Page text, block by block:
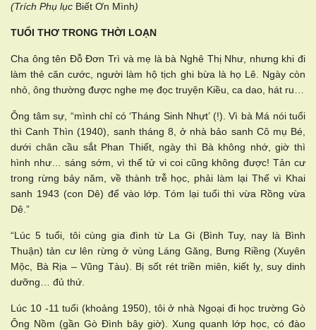
(Trích Phụ lục Biết Ơn Mình)
TUỔI THƠ TRONG THỜI LOẠN
Cha ông tên Đỗ Đơn Trì và mẹ là bà Nghê Thị Như, nhưng khi đi
làm thẻ căn cước, người làm hộ tịch ghi bừa là họ Lê. Ngày còn
nhỏ, ông thường được nghe mẹ đọc truyện Kiều, ca dao, hát ru…
Ông tâm sự, “mình chỉ có ‘Tháng Sinh Nhựt’ (!). Vì bà Má nói tuổi
thì Canh Thìn (1940), sanh tháng 8, ở nhà bảo sanh Cô mụ Bé,
dưới chân cầu sắt Phan Thiết, ngày thì Bà không nhớ, giờ thì
hình như… sáng sớm, vì thế tử vi coi cũng không được! Tản cư
trong rừng bảy năm, về thành trễ học, phải làm lại Thế vì Khai
sanh 1943 (con Dê) để vào lớp. Tóm lại tuổi thì vừa Rồng vừa
Dê.”
“Lúc 5 tuổi, tôi cùng gia đình từ La Gi (Bình Tuy, nay là Bình
Thuận) tản cư lên rừng ở vùng Láng Găng, Bưng Riềng (Xuyên
Mộc, Bà Rịa – Vũng Tàu). Bị sốt rét triền miên, kiết lỵ, suy dinh
dưỡng… đủ thứ.
Lúc 10 -11 tuổi (khoảng 1950), tôi ở nhà Ngoại đi học trường Gò
Ông Nồm (gần Gò Đình bây giờ). Xung quanh lớp học, có đào